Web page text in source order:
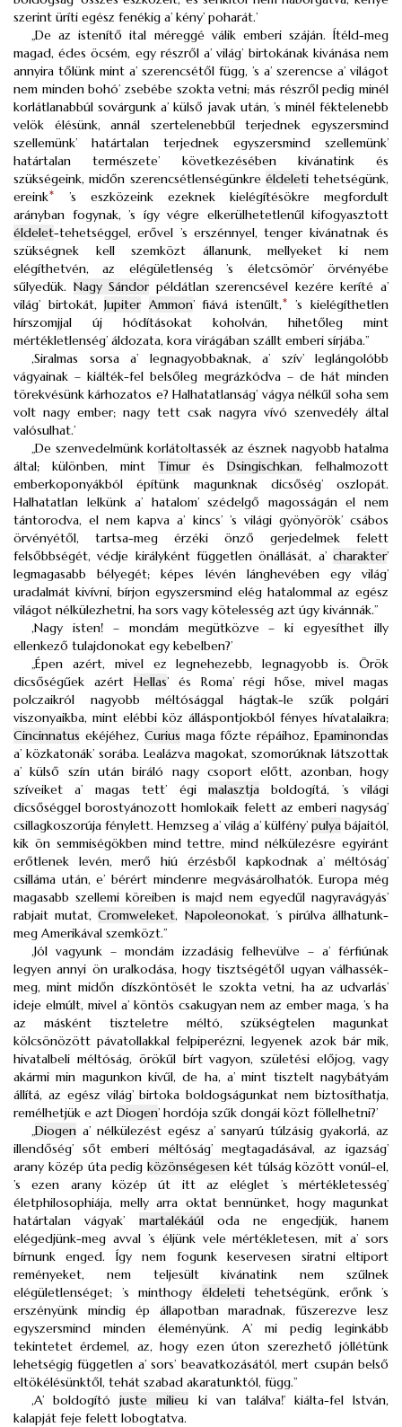
szerint üríti egész fenékig a’ kény’ poharát.’
„De az istenítő ital méreggé válik emberi száján. Ítéld-meg
magad, édes öcsém, egy részről a’ világ’ birtokának kivánása nem
annyira tőlünk mint a’ szerencsétől függ, ’s a’ szerencse a’ világot
nem minden bohó’ zsebébe szokta vetni; más részről pedig minél
korlátlanabbúl sovárgunk a’ külső javak után, ’s minél féktelenebb
velök élésünk, annál szertelenebbűl terjednek egyszersmind
szellemünk’ határtalan terjednek egyszersmind szellemünk’
határtalan természete’ következésében kivánatink és
szükségeink, midőn szerencsétlenségünkre éldeletitehetségünk,
ereink*
’s eszközeink ezeknek kielégítésökre megfordult
arányban fogynak, ’s így végre elkerülhetetlenűl kifogyasztott
éldelet-tehetséggel, erővel ’s erszénnyel, tenger kivánatnak és
szükségnek kell szemközt állanunk, mellyeket ki nem
elégíthetvén, az elégületlenség ’s életcsömör’ örvényébe
sűlyedük. Nagy Sándorpéldátlan szerencsével kezére keríté a’
világ’ birtokát,Jupiter Ammon’ fiává istenűlt,*
’s kielégíthetlen
hírszomjjal új hódításokat koholván, hihetőleg mint
mértékletlenség’ áldozata, kora virágában szállt emberi sírjába.”
,Siralmas sorsa a’ legnagyobbaknak, a’ szív’ leglángolóbb
vágyainak – kiálték-fel belsőleg megrázkódva – de hát minden
törekvésünk kárhozatos e? Halhatatlanság’ vágya nélkűl soha sem
volt nagy ember; nagy tett csak nagyra vívó szenvedély által
valósulhat.’
„De szenvedelmünk korlátoltassék az észnek nagyobb hatalma
által; különben, mint TimurésDsingischkan, felhalmozott
emberkoponyákból építünk magunknak dicsőség’ oszlopát.
Halhatatlan lelkünk a’ hatalom’ szédelgő magosságán el nem
tántorodva, el nem kapva a’ kincs’ ’s világi gyönyörök’ csábos
örvényétől, tartsa-meg érzéki önző gerjedelmek felett
felsőbbségét, védje királyként független önállását, a’ charakter’
legmagasabb bélyegét; képes lévén lánghevében egy világ’
uradalmát kivívni, bírjon egyszersmind elég hatalommal az egész
világot nélkülezhetni, ha sors vagy kötelesség azt úgy kivánnák.”
,Nagy isten! – mondám megütközve – ki egyesíthet illy
ellenkező tulajdonokat egy kebelben?’
„Épen azért, mivel ez legnehezebb, legnagyobb is. Örök
dicsőségűek azért Hellas’ és Roma’ régi hőse, mivel magas
polczaikról nagyobb méltósággal hágtak-le szűk polgári
viszonyaikba, mint elébbi köz álláspontjokból fényes hívatalaikra;
Cincinnatus ekéjéhez, Curius maga főzte répáihoz,Epaminondas
a’ közkatonák’ sorába. Lealázva magokat, szomorúknak látszottak
a’ külső szín után biráló nagy csoport előtt, azonban, hogy
szíveiket a’ magas tett’ égi malasztjaboldogítá, ’s világi
dicsőséggel borostyánozott homlokaik felett az emberi nagyság’
csillagkoszorúja fénylett. Hemzseg a’ világ a’ külfény’ pulya bájaitól,
kik ön semmiségökben mind tettre, mind nélkülezésre egyiránt
erőtlenek levén, merő hiú érzésből kapkodnak a’ méltóság’
csilláma után, e’ bérért mindenre megvásárolhatók. Europa még
magasabb szellemi köreiben is majd nem egyedűl nagyravágyás’
rabjait mutat,Cromweleket, Napoleonokat, ’s pirúlva állhatunk-
meg Amerikával szemközt.”
,Jól vagyunk – mondám izzadásig felhevülve – a’ férfiúnak
legyen annyi ön uralkodása, hogy tisztségétől ugyan válhassék-
meg, mint midőn díszköntösét le szokta vetni, ha az udvarlás’
ideje elmúlt, mivel a’ köntös csakugyan nem az ember maga, ’s ha
az másként tiszteletre méltó, szükségtelen magunkat
kölcsönözött pávatollakkal felpiperézni, legyenek azok bár mik,
hivatalbeli méltóság, örökűl bírt vagyon, születési előjog, vagy
akármi min magunkon kivűl, de ha, a’ mint tisztelt nagybátyám
állítá, az egész világ’ birtoka boldogságunkat nem biztosíthatja,
remélhetjük e azt Diogen’ hordója szűk dongái közt föllelhetni?’
„Diogen a’ nélkülezést egész a’ sanyarú túlzásig gyakorlá, az
illendőség’ sőt emberi méltóság’ megtagadásával, az igazság’
arany közép úta pedig közönségesen két túlság között vonúl-el,
’s ezen arany közép út itt az eléglet ’s mértékletesség’
életphilosophiája, melly arra oktat bennünket, hogy magunkat
határtalan vágyak’ martalékáúloda ne engedjük, hanem
elégedjünk-meg avval ’s éljünk vele mértékletesen, mit a’ sors
bírnunk enged. Így nem fogunk keservesen siratni eltiport
reményeket, nem teljesült kivánatink nem szűlnek
elégületlenséget; ’s minthogy éldeletitehetségünk, erőnk ’s
erszényünk mindig ép állapotban maradnak, fűszerezve lesz
egyszersmind minden éleményünk. A’ mi pedig leginkább
tekintetet érdemel, az, hogy ezen úton szerezhető jóllétünk
lehetségig független a’ sors’ beavatkozásától, mert csupán belső
eltökélésünktől, tehát szabad akaratunktól, függ.”
,A’ boldogítójuste milieu ki van találva!’ kiálta-fel István,
kalapját feje felett lobogtatva.